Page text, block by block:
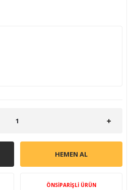
HEMEN AL
ÖNSİPARİŞLİ ÜRÜN